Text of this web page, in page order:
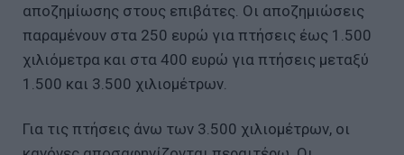
αποζημίωσης στους επιβάτες. Οι αποζημιώσεις
παραμένουν στα 250 ευρώ για πτήσεις έως 1.500
χιλιόμετρα και στα 400 ευρώ για πτήσεις μεταξύ
1.500 και 3.500 χιλιομέτρων.
Για τις πτήσεις άνω των 3.500 χιλιομέτρων, οι